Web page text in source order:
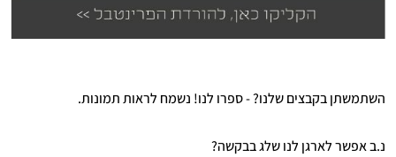
השתמשתן בקבצים שלנו? - ספרו לנו! נשמח לראות תמונות.
נ.ב אפשר לארגן לנו שלג בבקשה?